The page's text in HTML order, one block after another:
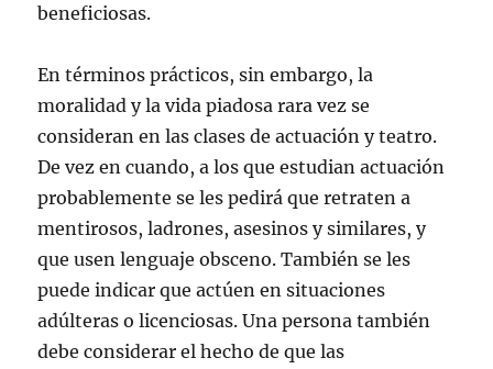
beneficiosas.
En términos prácticos, sin embargo, la
moralidad y la vida piadosa rara vez se
consideran en las clases de actuación y teatro.
De vez en cuando, a los que estudian actuación
probablemente se les pedirá que retraten a
mentirosos, ladrones, asesinos y similares, y
que usen lenguaje obsceno. También se les
puede indicar que actúen en situaciones
adúlteras o licenciosas. Una persona también
debe considerar el hecho de que las